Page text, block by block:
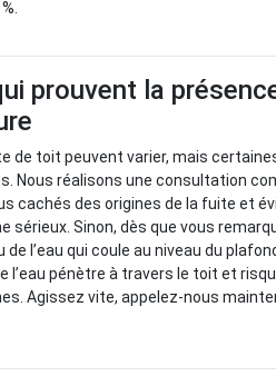
prouvent la
de toit peuvent varier, mais
Nous réalisons une consultation
cachés des origines de la fuite et
sérieux. Sinon, dès que vous
de l’eau qui coule au niveau du
l’eau pénètre à travers le toit et
Agissez vite, appelez-nous